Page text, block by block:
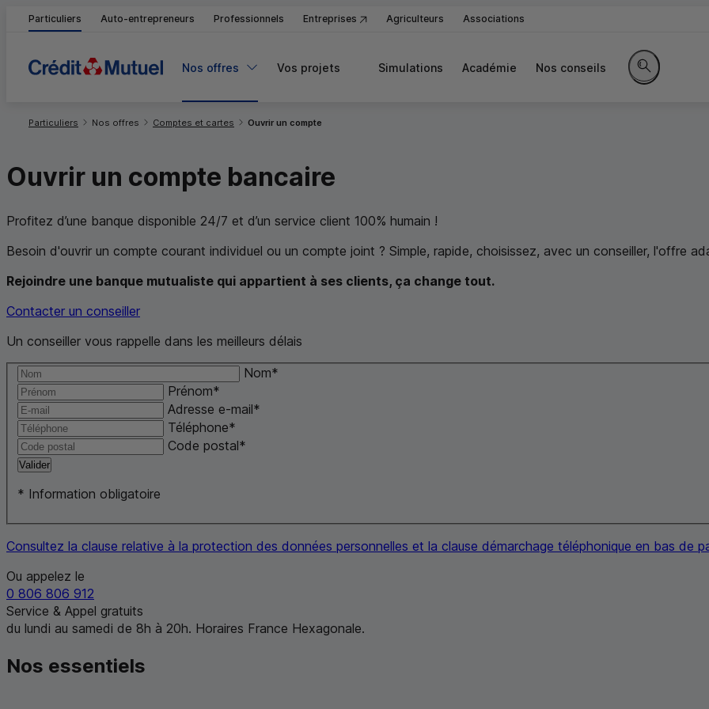
Particuliers Auto-entrepreneurs Professionnels Entreprises Agriculteurs Associations
Nos offres Vos projets Simulations Académie Nos conseils
Rechercher
Particuliers Nos offres Comptes et cartes Ouvrir un compte
Ouvrir un compte bancaire
Profitez d’une banque disponible 24/7 et d’un service client 100% humain !
Besoin d'ouvrir un compte courant individuel ou un compte joint ? Simple, rapide, choisissez, avec un conseiller, l'offre
Rejoindre une banque mutualiste qui appartient à ses clients, ça change tout.
Contacter un conseiller
Un conseiller vous rappelle dans les meilleurs délais
Nom*
Prénom*
Adresse e-mail*
Téléphone*
Code postal*
Valider
* Information obligatoire
Consultez la clause relative à la protection des données personnelles et la clause démarchage téléphonique en bas de
Ou appelez le
0 806 806 912
Service & Appel gratuits
du lundi au samedi de 8h à 20h. Horaires France Hexagonale.
Nos essentiels